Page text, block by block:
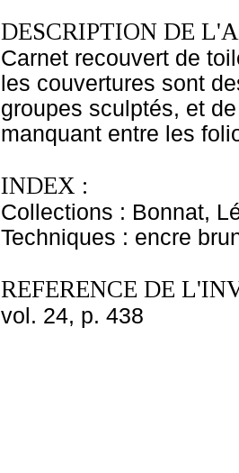
DESCRIPTION DE
Carnet recouvert de
les couvertures sont
groupes sculptés, et
manquant entre les
INDEX :
Collections : Bonnat,
Techniques : encre
REFERENCE DE
vol. 24, p. 438